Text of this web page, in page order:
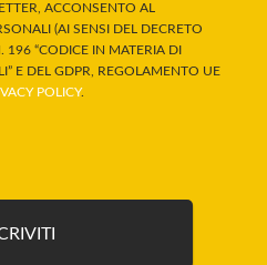
ACCONSENTO AL
(AI SENSI DEL DECRETO
196 “CODICE IN MATERIA DI
E DEL GDPR, REGOLAMENTO UE
POLICY.